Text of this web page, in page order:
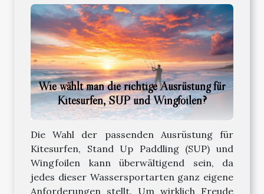
Wie wählt man die richtige Ausrüstung für
Kitesurfen, SUP und Wingfoilen?
Die Wahl der passenden Ausrüstung für
Kitesurfen, Stand Up Paddling (SUP) und
Wingfoilen kann überwältigend sein, da
jedes dieser Wassersportarten ganz eigene
Anforderungen stellt. Um wirklich Freude